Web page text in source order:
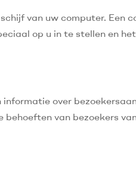
van uw computer. Een
op u in te stellen en
over
van bezoekers